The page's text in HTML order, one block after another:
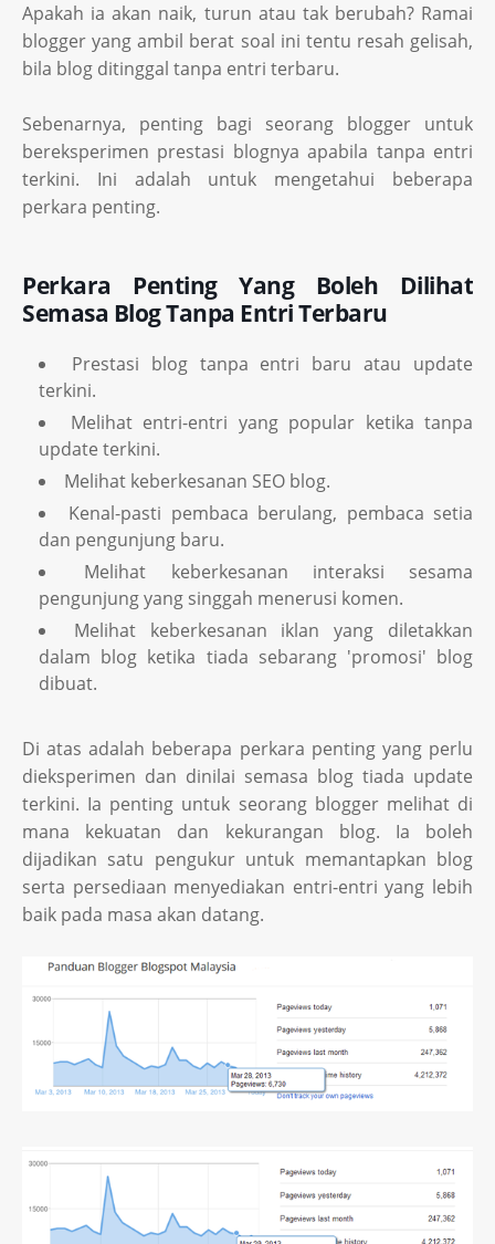
Apakah ia akan naik, turun atau tak berubah? Ramai
blogger yang ambil berat soal ini tentu resah gelisah,
bila blog ditinggal tanpa entri terbaru.
Sebenarnya, penting bagi seorang blogger untuk
bereksperimen prestasi blognya apabila tanpa entri
terkini. Ini adalah untuk mengetahui beberapa
perkara penting.
Perkara Penting Yang Boleh Dilihat
Semasa Blog Tanpa Entri Terbaru
Prestasi blog tanpa entri baru atau update
terkini.
Melihat entri-entri yang popular ketika tanpa
update terkini.
Melihat keberkesanan SEO blog.
Kenal-pasti pembaca berulang, pembaca setia
dan pengunjung baru.
Melihat keberkesanan interaksi sesama
pengunjung yang singgah menerusi komen.
Melihat keberkesanan iklan yang diletakkan
dalam blog ketika tiada sebarang 'promosi' blog
dibuat.
Di atas adalah beberapa perkara penting yang perlu
dieksperimen dan dinilai semasa blog tiada update
terkini. Ia penting untuk seorang blogger melihat di
mana kekuatan dan kekurangan blog. Ia boleh
dijadikan satu pengukur untuk memantapkan blog
serta persediaan menyediakan entri-entri yang lebih
baik pada masa akan datang.